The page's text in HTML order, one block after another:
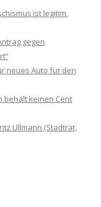
ist legitim.
gegen
neues Auto für den
behält keinen Cent
Ullmann (Stadtrat,